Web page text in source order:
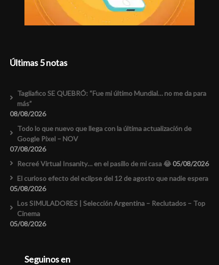
Últimas 5 notas
Tagliafico SE QUEBRÓ: “Fue mi último Mundial… no me da para
más”
08/08/2026
Todo lo que nuevo que llega con la última actualización de
Google Pixel – NOV
07/08/2026
Recreé Virtual Insanity… en el pasillo de mi casa 😂05/08/2026
El curioso efecto del eclipse del 12 de agosto que nadie espera
05/08/2026
Los SIMULADORES | Selección Argentina – Reclutados – Top
Cinema
05/08/2026
Seguinos en